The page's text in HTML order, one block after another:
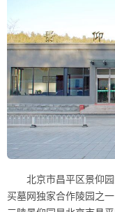
北京市昌平区景仰
买墓网独家合作陵园之